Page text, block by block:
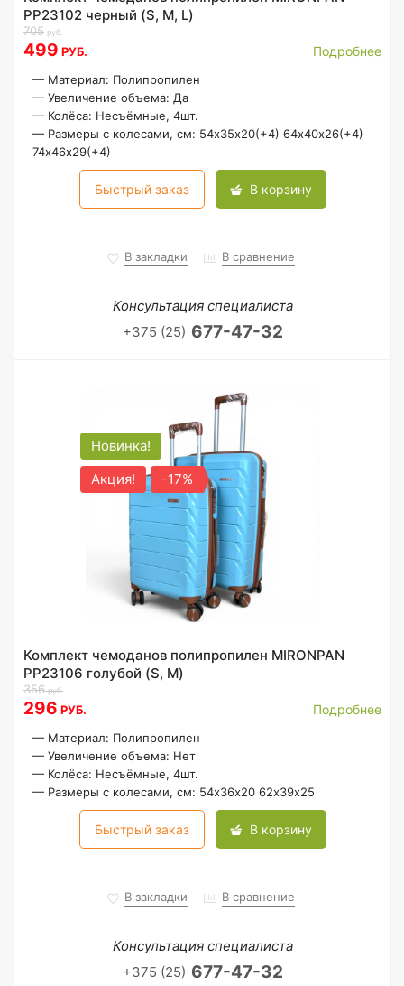
PP23102 черный (S, M, L)
705руб.
499 РУБ. Подробнее
— Материал: Полипропилен
— Увеличение объема: Да
— Колёса: Несъёмные, 4шт.
— Размеры с колесами, см: 54х35х20(+4) 64х40х26(+4)
74х46х29(+4)
Быстрый заказ В корзину
В закладки В сравнение
Консультация специалиста
+375 (25) 677-47-32
Новинка!
Акция!
-17%
Комплект чемоданов полипропилен MIRONPAN
PP23106 голубой (S, M)
356руб.
296 РУБ. Подробнее
— Материал: Полипропилен
— Увеличение объема: Нет
— Колёса: Несъёмные, 4шт.
— Размеры с колесами, см: 54х36х20 62х39х25
Быстрый заказ В корзину
В закладки В сравнение
Консультация специалиста
+375 (25) 677-47-32